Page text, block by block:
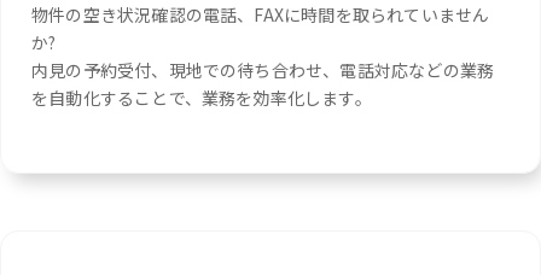
物件の空き状況確認の電話、FAXに時間を取られていません
か?
内見の予約受付、現地での待ち合わせ、電話対応などの業務
を自動化することで、業務を効率化します。